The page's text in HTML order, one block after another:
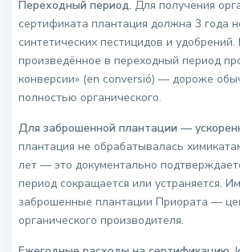
Переходный период. Для получения
сертификата плантация должна 3 года
синтетических пестицидов и
произведённое в переходный период
конверсии» (en conversió) — дороже
полностью органического.
Для заброшенной плантации —
плантация не обрабатывалась
лет — это документально
период сокращается или устраняется.
заброшенные плантации Приората —
органического производителя.